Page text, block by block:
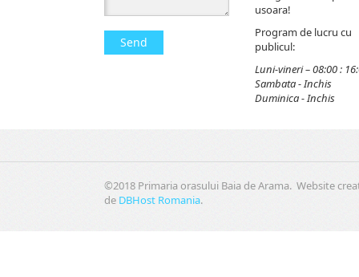
Send
usoara!
Program de lucru cu
publicul:
Luni-vineri – 08:00 :
Sambata - Inchis
Duminica - Inchis
©2018 Primaria orasului Baia de Arama. Website
de DBHost Romania.